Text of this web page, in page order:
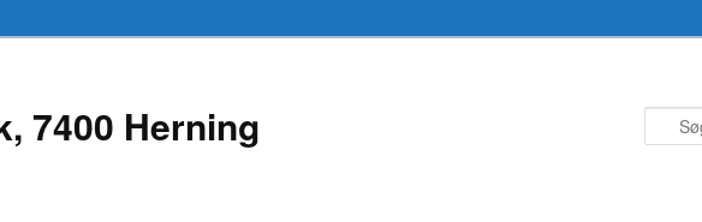
7400 Herning